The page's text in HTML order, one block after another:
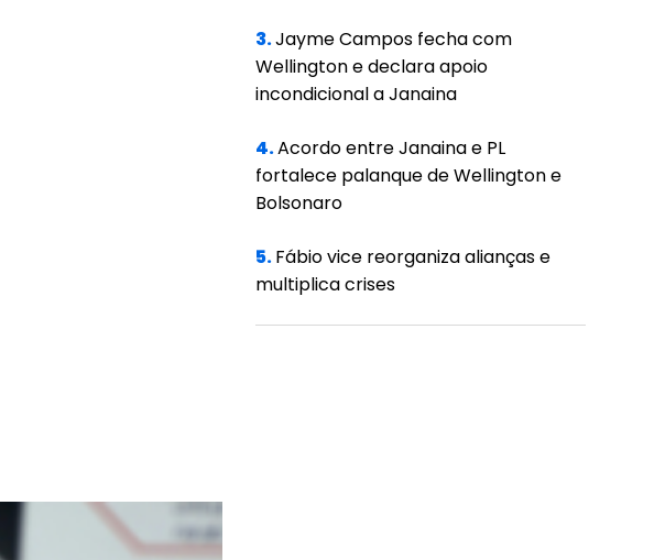
3.Jayme Campos fecha com
Wellington e declara apoio
incondicional a Janaina
4.Acordo entre Janaina e PL
fortalece palanque de Wellington e
Bolsonaro
5.Fábio vice reorganiza alianças e
multiplica crises